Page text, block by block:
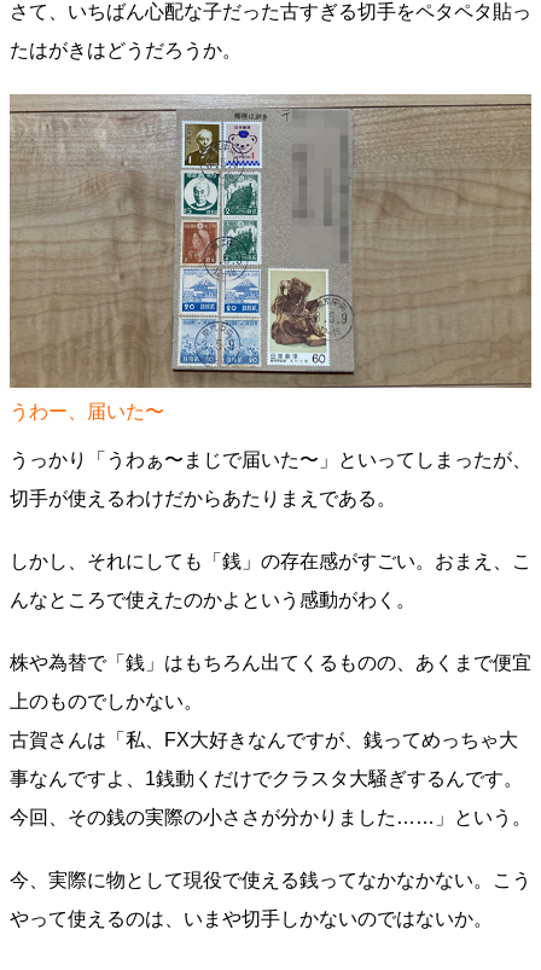
さて、いちばん心配な子だった古すぎる切手をペタペタ貼っ
たはがきはどうだろうか。
うわー、届いた〜
うっかり「うわぁ〜まじで届いた〜」といってしまったが、
切手が使えるわけだからあたりまえである。
しかし、それにしても「銭」の存在感がすごい。おまえ、こ
んなところで使えたのかよという感動がわく。
株や為替で「銭」はもちろん出てくるものの、あくまで便宜
上のものでしかない。
古賀さんは「私、FX大好きなんですが、銭ってめっちゃ大
事なんですよ、1銭動くだけでクラスタ大騒ぎするんです。
今回、その銭の実際の小ささが分かりました……」という。
今、実際に物として現役で使える銭ってなかなかない。こう
やって使えるのは、いまや切手しかないのではないか。